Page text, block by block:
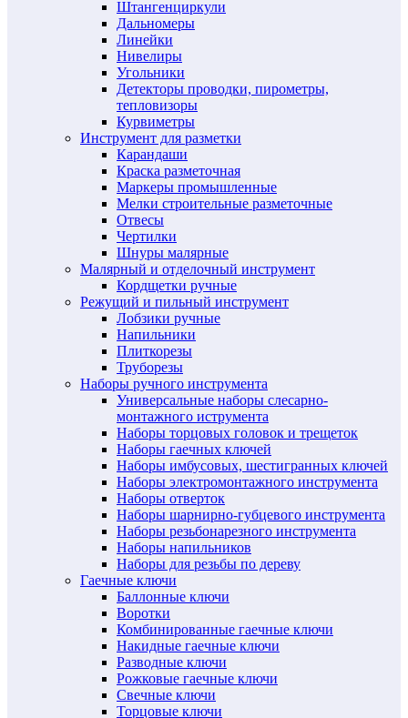
Штангенциркули
Дальномеры
Линейки
Нивелиры
Угольники
Детекторы проводки, пирометры,
тепловизоры
Курвиметры
Инструмент для разметки
Карандаши
Краска разметочная
Маркеры промышленные
Мелки строительные разметочные
Отвесы
Чертилки
Шнуры малярные
Малярный и отделочный инструмент
Кордщетки ручные
Режущий и пильный инструмент
Лобзики ручные
Напильники
Плиткорезы
Труборезы
Наборы ручного инструмента
Универсальные наборы слесарно-
монтажного иструмента
Наборы торцовых головок и трещеток
Наборы гаечных ключей
Наборы имбусовых, шестигранных ключей
Наборы электромонтажного инструмента
Наборы отверток
Наборы шарнирно-губцевого инструмента
Наборы резьбонарезного инструмента
Наборы напильников
Наборы для резьбы по дереву
Гаечные ключи
Баллонные ключи
Воротки
Комбинированные гаечные ключи
Накидные гаечные ключи
Разводные ключи
Рожковые гаечные ключи
Свечные ключи
Торцовые ключи